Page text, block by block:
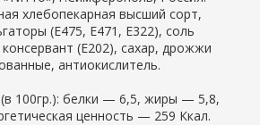
хлебопекарная высший сорт,
(Е475, Е471, Е322), соль
(Е202), сахар, дрожжи
антиокислитель.
(в 100гр.): белки — 6,5, жиры — 5,8,
ценность — 259 Ккал.